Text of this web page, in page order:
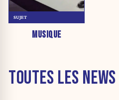
MUSIQUE
SUJET
TOUTES LES NEWS